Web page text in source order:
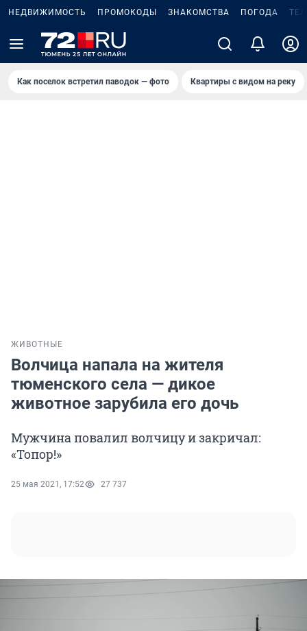
НЕДВИЖИМОСТЬ ПРОМОКОДЫ ЗНАКОМСТВА ПОГОДА
Как поселок встретил паводок — фото Квартиры с видом на реку
ЖИВОТНЫЕ
Волчица напала на жителя
тюменского села — дикое
животное зарубила его дочь
Мужчина повалил волчицу и закричал:
«Топор!»
25 мая 2021, 17:52 27 737